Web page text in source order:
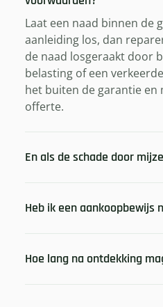
Laat een naad binnen de
aanleiding los, dan
de naad losgeraakt door
belasting of een
het buiten de garantie en
offerte.
En als de schade door
Heb ik een aankoopbewijs
Hoe lang na ontdekking